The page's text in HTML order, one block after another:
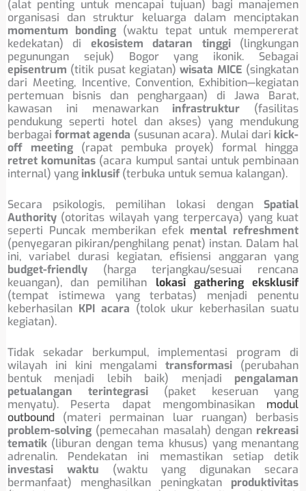
(alat penting untuk mencapai tujuan) bagi manajemen
organisasi dan struktur keluarga dalam menciptakan
momentum bonding(waktu tepat untuk mempererat
kedekatan) di ekosistem dataran tinggi(lingkungan
pegunungan sejuk) Bogor yang ikonik. Sebagai
episentrum (titik pusat kegiatan)wisata MICE (singkatan
dari Meeting, Incentive, Convention, Exhibition—kegiatan
pertemuan bisnis dan penghargaan) di Jawa Barat,
kawasan ini menawarkan infrastruktur (fasilitas
pendukung seperti hotel dan akses) yang mendukung
berbagaiformat agenda (susunan acara). Mulai dari kick-
off meeting(rapat pembuka proyek) formal hingga
retret komunitas(acara kumpul santai untuk pembinaan
internal) yang inklusif(terbuka untuk semua kalangan).
Secara psikologis, pemilihan lokasi denganSpatial
Authority(otoritas wilayah yang terpercaya) yang kuat
seperti Puncak memberikan efek mental refreshment
(penyegaran pikiran/penghilang penat) instan. Dalam hal
ini, variabel durasi kegiatan, efisiensi anggaran yang
budget-friendly(harga terjangkau/sesuai rencana
keuangan), dan pemilihan lokasi gathering eksklusif
(tempat istimewa yang terbatas) menjadi penentu
keberhasilan KPI acara (tolok ukur keberhasilan suatu
kegiatan).
Tidak sekadar berkumpul, implementasi program di
wilayah ini kini mengalamitransformasi (perubahan
bentuk menjadi lebih baik) menjadi pengalaman
petualangan terintegrasi(paket keseruan yang
menyatu). Peserta dapat mengombinasikan modul
outbound(materi permainan luar ruangan) berbasis
problem-solving(pemecahan masalah) dengan rekreasi
tematik(liburan dengan tema khusus) yang menantang
adrenalin. Pendekatan ini memastikan setiap detik
investasi waktu (waktu yang digunakan secara
bermanfaat) menghasilkan peningkatan produktivitas